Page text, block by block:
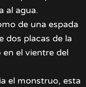
al agua.
de una espada
dos placas de la
el vientre del
el monstruo, esta